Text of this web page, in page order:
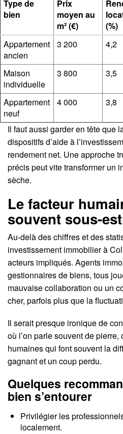
Type de
bien
Prix
moyen au
m² (€)
(%)
Appartement
ancien
3 200 4,2
Maison
individuelle
3 800 3,5
Appartement
neuf
4 000 3,8
Il faut aussi garder en tête que
dispositifs d’aide à
rendement net. Une approche
précis peut vite transformer un
sèche.
Le facteur
souvent sous-
Au-delà des chiffres et des
investissement immobilier à
acteurs impliqués. Agents
gestionnaires de biens, tous
mauvaise collaboration ou un
cher, parfois plus que la
Il serait presque ironique de
où l’on parle souvent de
humaines qui font souvent la
gagnant et un coup perdu.
Quelques
bien s’entourer
Privilégier les
localement.